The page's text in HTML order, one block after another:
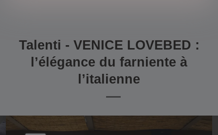
Talenti - VENICE LOVEBED :
l’élégance du farniente à
l’italienne